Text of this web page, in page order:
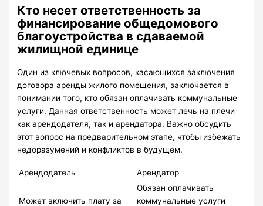
Кто несет ответственность за
финансирование общедомового
благоустройства в сдаваемой
жилищной единице
Один из ключевых вопросов, касающихся заключения
договора аренды жилого помещения, заключается в
понимании того, кто обязан оплачивать коммунальные
услуги. Данная ответственность может лечь на плечи
как арендодателя, так и арендатора. Важно обсудить
этот вопрос на предварительном этапе, чтобы избежать
недоразумений и конфликтов в будущем.
Арендодатель Арендатор
Может включить плату за
Обязан оплачивать
коммунальные услуги